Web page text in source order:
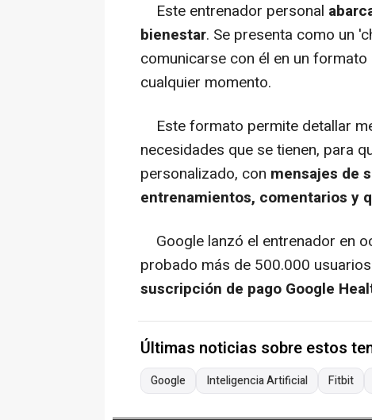
Este entrenador personal
bienestar. Se presenta como un
comunicarse con él en un
cualquier momento.
Este formato permite detallar
necesidades que se tienen, para
personalizado, con mensajes de
entrenamientos, comentarios y
Google lanzó el entrenador en
probado más de 500.000
suscripción de pago Google
Últimas noticias sobre estos
Google Inteligencia Artificial Fitbit